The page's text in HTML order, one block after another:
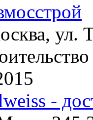
ул.
-